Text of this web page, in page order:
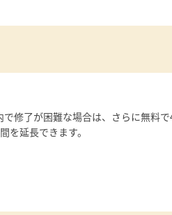
で修了が困難な場合は、さらに無料
を延長できます。